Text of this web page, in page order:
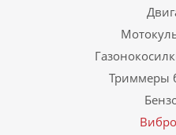
Триммеры